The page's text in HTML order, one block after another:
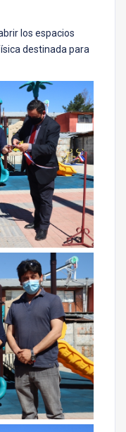
los espacios
destinada para